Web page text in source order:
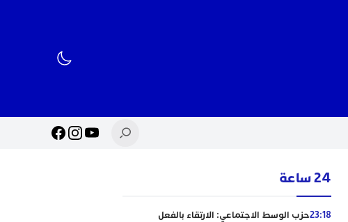
24 ساعة
23:18حزب الوسط الاجتماعي: الارتقاء بالفعل